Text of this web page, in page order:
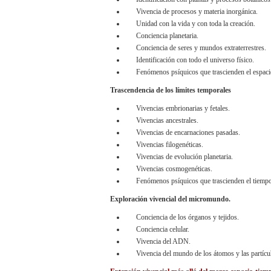
Vivencia de procesos y materia inorgánica.
Unidad con la vida y con toda la creación.
Conciencia planetaria.
Conciencia de seres y mundos extraterrestres.
Identificación con todo el universo físico.
Fenómenos psíquicos que trascienden el
Trascendencia de los límites temporales
Vivencias embrionarias y fetales.
Vivencias ancestrales.
Vivencias de encarnaciones pasadas.
Vivencias filogenéticas.
Vivencias de evolución planetaria.
Vivencias cosmogenéticas.
Fenómenos psíquicos que trascienden el
Exploración vivencial del micromundo.
Conciencia de los órganos y tejidos.
Conciencia celular.
Vivencia del ADN.
Vivencia del mundo de los átomos y las